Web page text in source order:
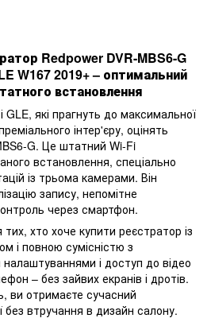
Redpower DVR-MBS6-G
W167 2019+ – оптимальний
встановлення
GLE, які прагнуть до максимальної
інтер'єру, оцінять
G. Це штатний Wi-Fi
встановлення, спеціально
із трьома камерами. Він
запису, непомітне
через смартфон.
хто хоче купити реєстратор із
і повною сумісністю з
і доступ до відео
– без зайвих екранів і дротів.
отримаєте сучасний
без втручання в дизайн салону.